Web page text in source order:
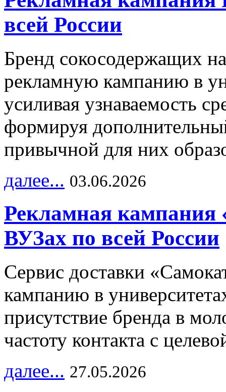
всей России
Бренд сокосодержащих
рекламную кампанию в
усиливая узнаваемость
формируя
привычной для них
далее... 03.06.2026
Рекламная кампания
ВУЗах по всей России
Сервис доставки
кампанию в
присутствие бренда в
частоту контакта с
далее... 27.05.2026